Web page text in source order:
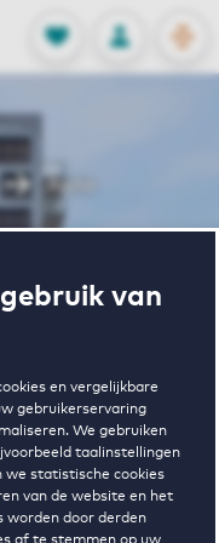
van
en vergelijkbare
gebruikerservaring
We gebruiken
taalinstellingen
we statistische cookies
van de website en het
worden door derden
FAVORIETEN
Opgeslagen
INLOGGEN
Alpha